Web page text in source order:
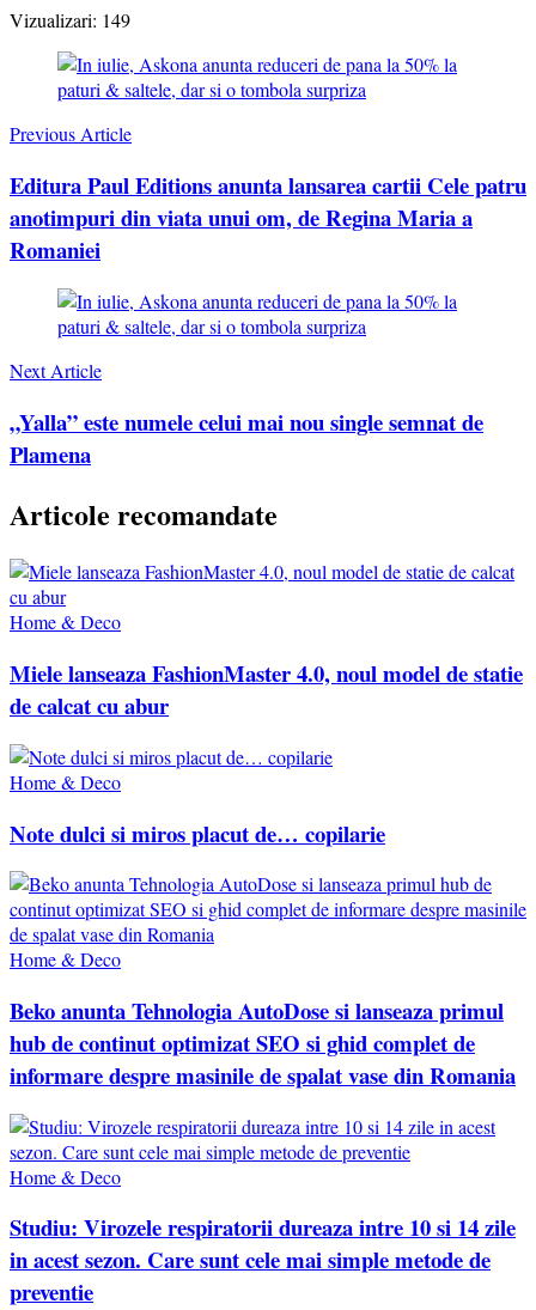
Vizualizari: 149
Post
Navigation
Previous Article
Editura Paul Editions anunta lansarea cartii Cele patru
anotimpuri din viata unui om, de Regina Maria a
Romaniei
Next Article
„Yalla” este numele celui mai nou single semnat de
Plamena
Articole recomandate
Home & Deco
Miele lanseaza FashionMaster 4.0, noul model de statie
de calcat cu abur
Home & Deco
Note dulci si miros placut de… copilarie
Home & Deco
Beko anunta Tehnologia AutoDose si lanseaza primul
hub de continut optimizat SEO si ghid complet de
informare despre masinile de spalat vase din Romania
Home & Deco
Studiu: Virozele respiratorii dureaza intre 10 si 14 zile
in acest sezon. Care sunt cele mai simple metode de
preventie